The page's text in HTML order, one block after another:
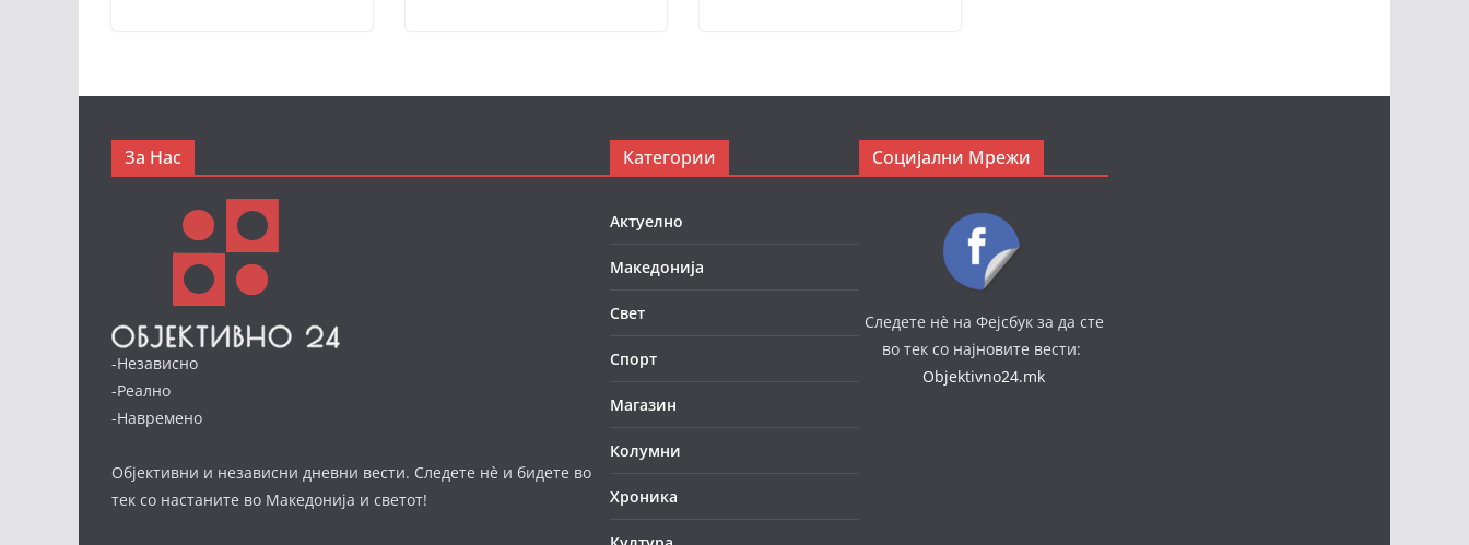
За Нас
-Независно
-Реално
-Навремено
Објективни и независни дневни вести. Следете нè и бидете во
тек со настаните во Македонија и светот!
Категории
Актуелно
Македонија
Свет
Спорт
Магазин
Колумни
Хроника
Социјални Мрежи
Следете нè на Фејсбук за да сте
во тек со најновите вести:
Objektivno24.mk